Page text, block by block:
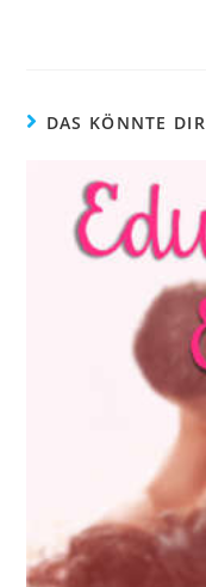
DAS KÖNNTE